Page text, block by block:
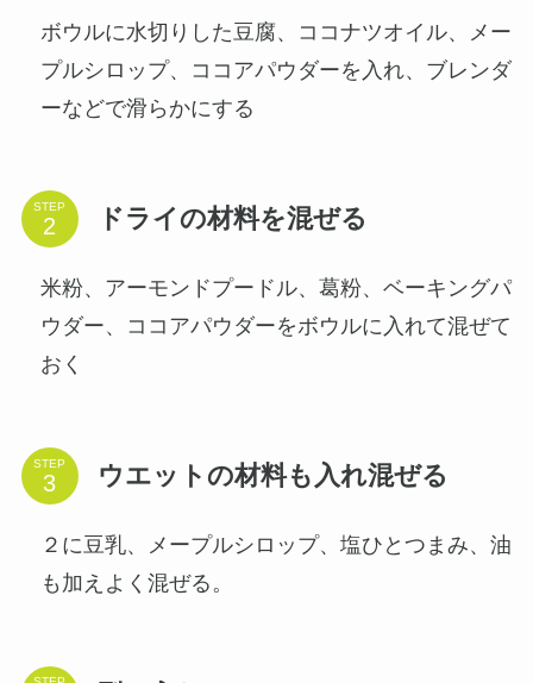
ボウルに水切りした豆腐、ココナツオイル、メー
プルシロップ、ココアパウダーを入れ、ブレンダ
ーなどで滑らかにする
STEP ドライの材料を混ぜる
米粉、アーモンドプードル、葛粉、ベーキングパ
ウダー、ココアパウダーをボウルに入れて混ぜて
おく
STEP ウエットの材料も入れ混ぜる
２に豆乳、メープルシロップ、塩ひとつまみ、油
も加えよく混ぜる。